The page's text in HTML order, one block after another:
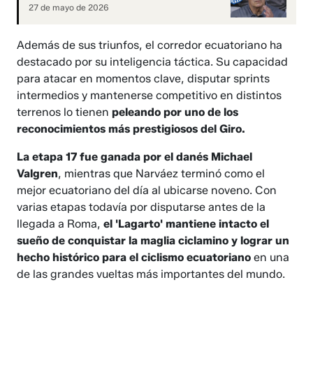
27 de mayo de 2026
Además de sus triunfos, el corredor ecuatoriano ha
destacado por su inteligencia táctica. Su capacidad
para atacar en momentos clave, disputar sprints
intermedios y mantenerse competitivo en distintos
terrenos lo tienenpeleando por uno de los
reconocimientos más prestigiosos del Giro.
La etapa 17 fue ganada por el danés Michael
Valgren, mientras que Narváez terminó como el
mejor ecuatoriano del día al ubicarse noveno. Con
varias etapas todavía por disputarse antes de la
llegada a Roma,el 'Lagarto' mantiene intacto el
sueño de conquistar la maglia ciclamino y lograr un
hecho histórico para el ciclismo ecuatoriano en una
de las grandes vueltas más importantes del mundo.